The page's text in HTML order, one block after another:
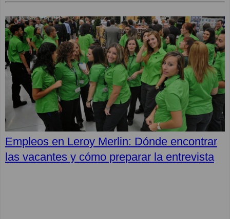
Empleos en Leroy Merlin: Dónde encontrar
las vacantes y cómo preparar la entrevista